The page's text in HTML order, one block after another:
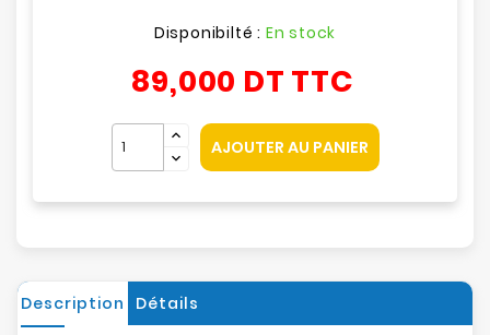
Disponibilté : En stock
89,000 DT TTC
AJOUTER AU PANIER
Description Détails